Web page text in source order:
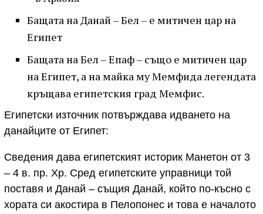
Бащата на Данай – Бел – е митичен цар на
Египет
Бащата на Бел – Епаф – също е митичен цар
на Египет, а на майка му Мемфида легендата
кръщава египетския град Мемфис.
Египетски източник потвърждава идването на
данайците от Египет:
Сведения дава египетският историк Манетон от 3
– 4 в. пр. Хр. Сред египетските управници той
поставя и Данай – същия Данай, който по-късно с
хората си акостира в Пелопонес и това е началото